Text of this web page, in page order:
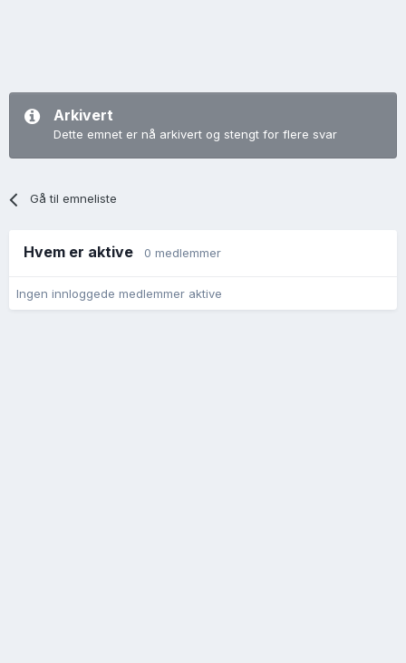
Arkivert
Dette emnet er nå arkivert og stengt for flere svar
Gå til emneliste
Hvem er aktive 0 medlemmer
Ingen innloggede medlemmer aktive